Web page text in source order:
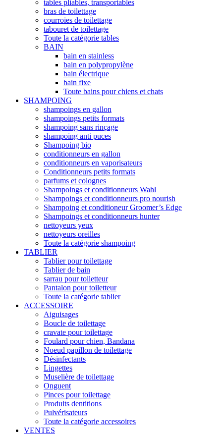
tables pliables, transportables
bras de toilettage
courroies de toilettage
tabouret de toilettage
Toute la catégorie tables
BAIN
bain en stainless
bain en polypropylène
bain électrique
bain fixe
Toute bains pour chiens et chats
SHAMPOING
shampoings en gallon
shampoings petits formats
shampoing sans rinçage
shampoing anti puces
Shampoing bio
conditionneurs en gallon
conditionneurs en vaporisateurs
Conditionneurs petits formats
parfums et colognes
Shampoings et conditionneurs Wahl
Shampoings et conditionneurs pro nourish
Shampoing et conditioneur Groomer’s Edge
Shampoings et conditionneurs hunter
nettoyeurs yeux
nettoyeurs oreilles
Toute la catégorie shampoing
TABLIER
Tablier pour toilettage
Tablier de bain
sarrau pour toiletteur
Pantalon pour toiletteur
Toute la catégorie tablier
ACCESSOIRE
Aiguisages
Boucle de toilettage
cravate pour toilettage
Foulard pour chien, Bandana
Noeud papillon de toilettage
Désinfectants
Lingettes
Muselière de toilettage
Onguent
Pinces pour toilettage
Produits dentitions
Pulvérisateurs
Toute la catégorie accessoires
VENTES